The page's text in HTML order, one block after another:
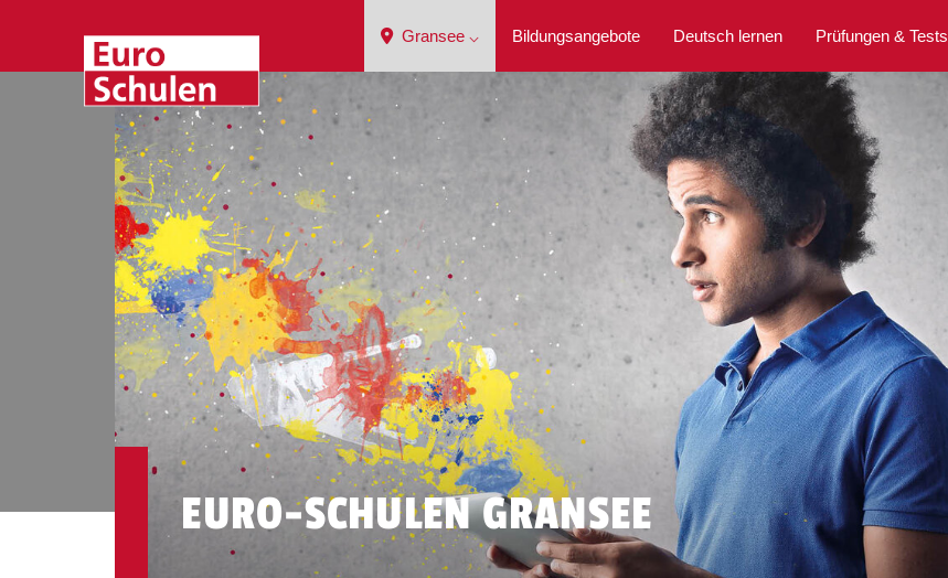
Gransee ⌵ Bildungsangebote Deutsch lernen Prüfungen & Tests
EURO-SCHULEN GRANSEE